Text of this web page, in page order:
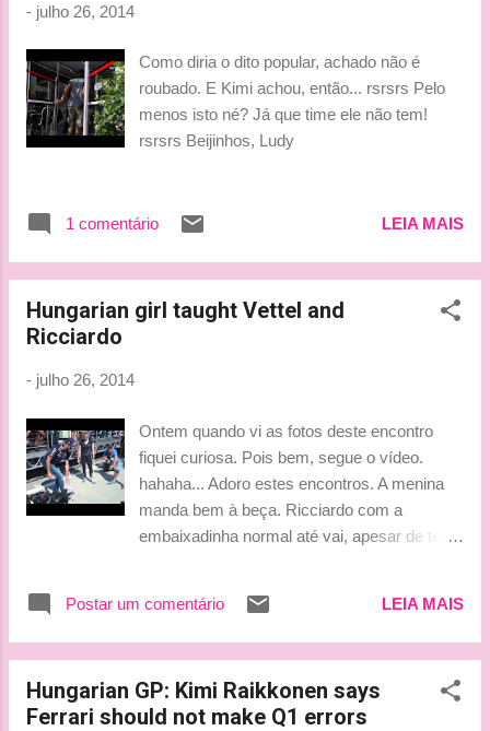
- julho 26, 2014
Como diria o dito popular, achado não é
roubado. E Kimi achou, então... rsrsrs Pelo
menos isto né? Já que time ele não tem!
rsrsrs Beijinhos, Ludy
1 comentário LEIA MAIS
Hungarian girl taught Vettel and
Ricciardo
- julho 26, 2014
Ontem quando vi as fotos deste encontro
fiquei curiosa. Pois bem, segue o vídeo.
hahaha... Adoro estes encontros. A menina
manda bem à beça. Ricciardo com a
embaixadinha normal até vai, apesar de ter
vai pelo mesmo caminho, com a
embaixadinha normal tudo ok, controle de
Ricciardo, mas de resto...rsrsrs... Assistam e
deem umas risadinhas! Eu adorei! Beijinhos,
Postar um comentário LEIA MAIS
Hungarian GP: Kimi Raikkonen says
Ferrari should not make Q1 errors